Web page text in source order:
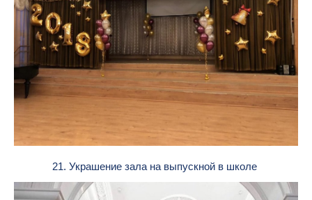
21. Украшение зала на выпускной в школе